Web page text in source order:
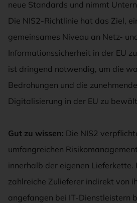
neue Standards und nimmt
Die NIS2-Richtlinie hat das Ziel,
gemeinsames Niveau an Netz-
Informationssicherheit in der EU
ist dringend notwendig, um die
Bedrohungen und die
Digitalisierung in der EU zu
Gut zu wissen: Die NIS2
umfangreichen
innerhalb der eigenen Lieferkette.
zahlreiche Zulieferer indirekt von
angefangen bei IT-Dienstleistern